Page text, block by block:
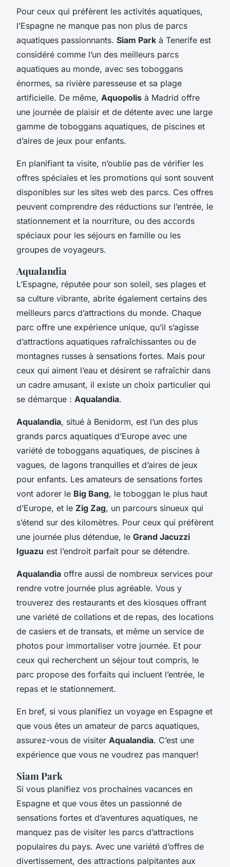
Pour ceux qui préfèrent les activités aquatiques,
l’Espagne ne manque pas non plus de parcs
aquatiques passionnants. Siam Park à Tenerife est
considéré comme l’un des meilleurs parcs
aquatiques au monde, avec ses toboggans
énormes, sa rivière paresseuse et sa plage
artificielle. De même, Aquopolis à Madrid offre
une journée de plaisir et de détente avec une large
gamme de toboggans aquatiques, de piscines et
d’aires de jeux pour enfants.
En planifiant ta visite, n’oublie pas de vérifier les
offres spéciales et les promotions qui sont souvent
disponibles sur les sites web des parcs. Ces offres
peuvent comprendre des réductions sur l’entrée, le
stationnement et la nourriture, ou des accords
spéciaux pour les séjours en famille ou les
groupes de voyageurs.
Aqualandia
L’Espagne, réputée pour son soleil, ses plages et
sa culture vibrante, abrite également certains des
meilleurs parcs d’attractions du monde. Chaque
parc offre une expérience unique, qu’il s’agisse
d’attractions aquatiques rafraîchissantes ou de
montagnes russes à sensations fortes. Mais pour
ceux qui aiment l’eau et désirent se rafraîchir dans
un cadre amusant, il existe un choix particulier qui
se démarque : Aqualandia.
Aqualandia, situé à Benidorm, est l’un des plus
grands parcs aquatiques d’Europe avec une
variété de toboggans aquatiques, de piscines à
vagues, de lagons tranquilles et d’aires de jeux
pour enfants. Les amateurs de sensations fortes
vont adorer le Big Bang, le toboggan le plus haut
d’Europe, et le Zig Zag, un parcours sinueux qui
s’étend sur des kilomètres. Pour ceux qui préfèrent
une journée plus détendue, le Grand Jacuzzi
Iguazu est l’endroit parfait pour se détendre.
Aqualandia offre aussi de nombreux services pour
rendre votre journée plus agréable. Vous y
trouverez des restaurants et des kiosques offrant
une variété de collations et de repas, des locations
de casiers et de transats, et même un service de
photos pour immortaliser votre journée. Et pour
ceux qui recherchent un séjour tout compris, le
parc propose des forfaits qui incluent l’entrée, le
repas et le stationnement.
En bref, si vous planifiez un voyage en Espagne et
que vous êtes un amateur de parcs aquatiques,
assurez-vous de visiter Aqualandia. C’est une
expérience que vous ne voudrez pas manquer!
Siam Park
Si vous planifiez vos prochaines vacances en
Espagne et que vous êtes un passionné de
sensations fortes et d’aventures aquatiques, ne
manquez pas de visiter les parcs d’attractions
populaires du pays. Avec une variété d’offres de
divertissement, des attractions palpitantes aux